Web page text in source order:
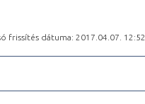
frissítés dátuma: 2017.04.07. 12:52